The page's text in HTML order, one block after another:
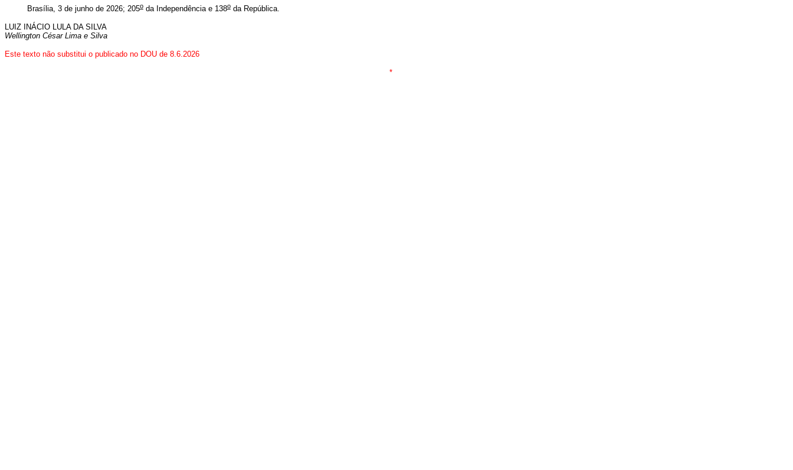
Brasília, 3 de junho de 2026; 205oda Independência e 138oda República.
LUIZ INÁCIO LULA DA SILVA
Wellington César Lima e Silva
Este texto não substitui o publicado no DOU de 8.6.2026
*